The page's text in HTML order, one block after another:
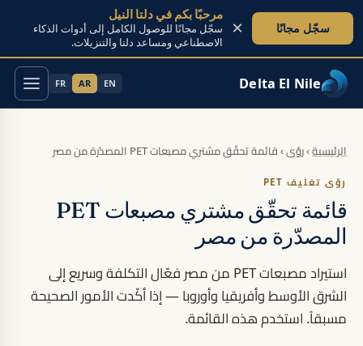
Delta El Nile
EN
AR
FR
الرئيسية›رؤى› قائمة تحقّق مشتري مصبعات PET المصدّرة من مصر
رؤى تغليف PET
قائمة تحقّق مشتري مصبعات PET
المصدّرة من مصر
استيراد مصبعات PET من مصر فعّال التكلفة وسريع إلى
الشرق الأوسط وأفريقيا وأوروبا — إذا أكّدت الأمور الصحيحة
مسبقاً. استخدم هذه القائمة.
مرحبًا بكم في دلتا النيل
سجّل مجانًا للوصول الكامل إلى أدوات الذكاء
الاصطناعي ومساعد دلتا والتنزيلات.
سجّل مجانًا ×